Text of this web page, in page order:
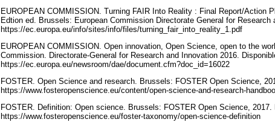
EUROPEAN COMMISSION. Turning FAIR Into Reality : Final Report/Action
Edtion ed. Brussels: European Commission Directorate General for Research
https://ec.europa.eu/info/sites/info/files/turning_fair_into_reality_1.pdf
EUROPEAN COMMISSION. Open innovation, Open Science, open to the
Commission. Directorate-General for Research and Innovation 2016.
https://ec.europa.eu/newsroom/dae/document.cfm?doc_id=16022
FOSTER. Open Science and research. Brussels: FOSTER Open Science,
https://www.fosteropenscience.eu/content/open-science-and-research-
FOSTER. Definition: Open science. Brussels: FOSTER Open Science, 2017.
https://www.fosteropenscience.eu/foster-taxonomy/open-science-definition